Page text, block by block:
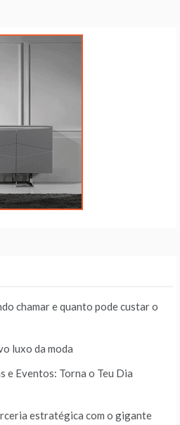
chamar e quanto pode custar o
luxo da moda
e Eventos: Torna o Teu Dia
estratégica com o gigante